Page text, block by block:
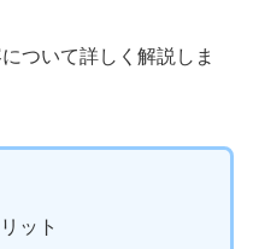
ついて詳しく解説しま
ット